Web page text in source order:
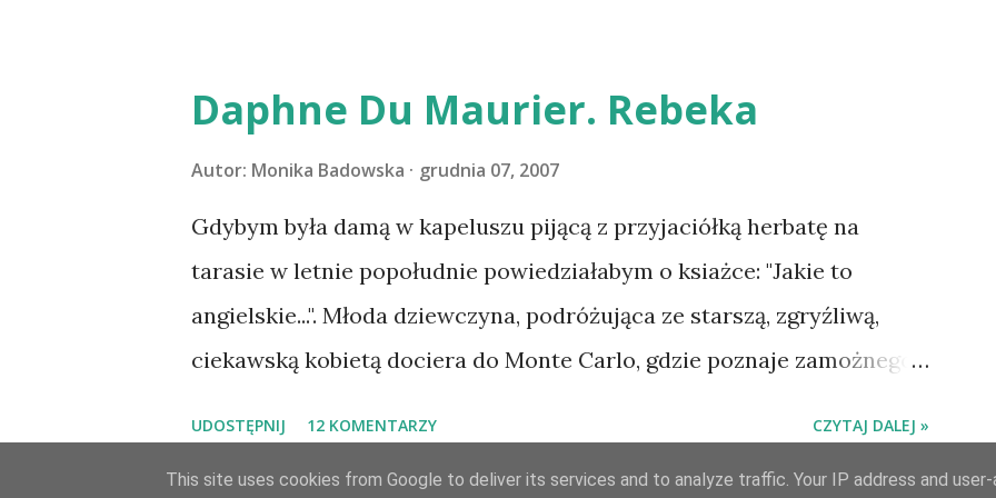
Daphne Du Maurier. Rebeka
Autor: Monika Badowska grudnia 07, 2007
Gdybym była damą w kapeluszu pijącą z przyjaciółką herbatę na
tarasie w letnie popołudnie powiedziałabym o ksiażce: "Jakie to
angielskie...". Młoda dziewczyna, podróżująca ze starszą, zgryźliwą,
ciekawską kobietą dociera do Monte Carlo, gdzie poznaje zamożnego
owdowiałego przed niespełna rokiem. Gdy starsza pani choruje,
UDOSTĘPNIJ 12 KOMENTARZY CZYTAJ DALEJ »
This site uses cookies from Google to deliver its services and to analyze traffic. Your IP address and